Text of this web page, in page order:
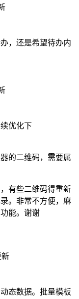
，还是希望待办内
优化下
的二维码，需要属
有些二维码得重新
。非常不方便，麻
能。谢谢
新
态数据。批量模板